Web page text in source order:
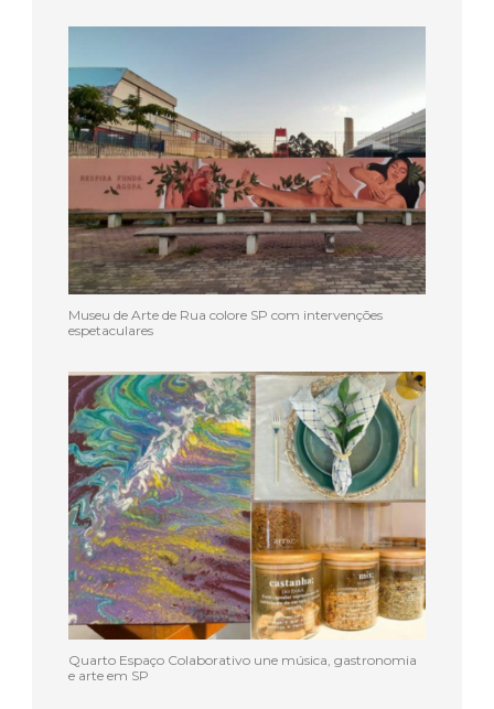
Museu de Arte de Rua colore SP com intervenções
espetaculares
Quarto Espaço Colaborativo une música, gastronomia
e arte em SP